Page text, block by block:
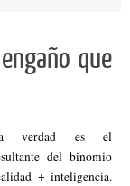
que
verdad es el
del binomio
+ inteligencia.